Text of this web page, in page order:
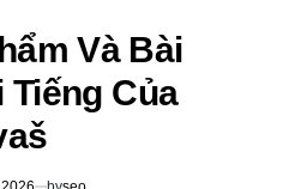
Và Bài
Tiếng Của